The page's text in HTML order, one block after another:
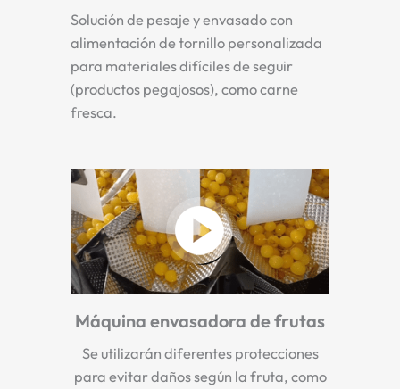
Solución de pesaje y envasado con
alimentación de tornillo personalizada
para materiales difíciles de seguir
(productos pegajosos), como carne
fresca.
Máquina envasadora de frutas
Se utilizarán diferentes protecciones
para evitar daños según la fruta, como